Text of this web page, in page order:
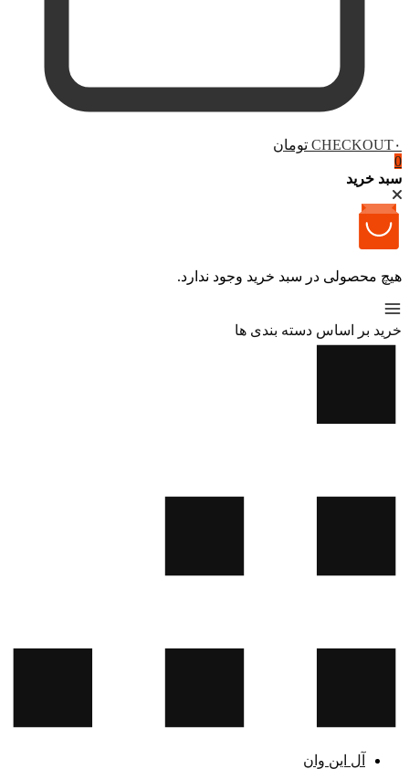
CHECKOUT۰ تومان
0
سبد خرید
هیچ محصولی در سبد خرید وجود ندارد.
خرید بر اساس دسته بندی ها
آل این وان